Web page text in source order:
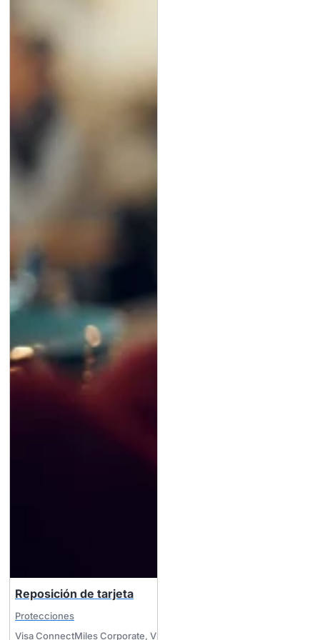
Reposición de tarjeta
Protecciones
Visa ConnectMiles Corporate, Visa MileagePlus Corporate